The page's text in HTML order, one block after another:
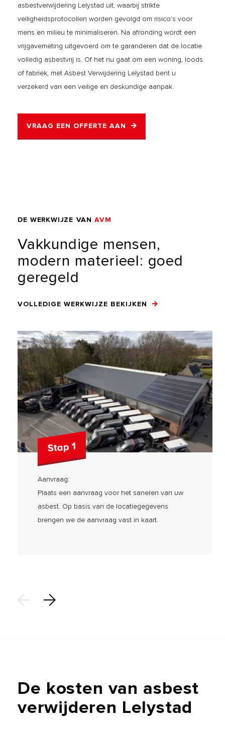
asbestverwijdering Lelystad uit, waarbij strikte
veiligheidsprotocollen worden gevolgd om risico’s voor
mens en milieu te minimaliseren. Na afronding wordt een
vrijgavemeting uitgevoerd om te garanderen dat de locatie
volledig asbestvrij is. Of het nu gaat om een woning, loods
of fabriek, met Asbest Verwijdering Lelystad bent u
verzekerd van een veilige en deskundige aanpak.
VRAAG EEN OFFERTE AAN
DE WERKWIJZE VAN AVM
Vakkundige mensen,
modern materieel: goed
geregeld
VOLLEDIGE WERKWIJZE BEKIJKEN
Stap 1
Aanvraag:
Plaats een aanvraag voor het saneren van uw
asbest. Op basis van de locatiegegevens
brengen we de aanvraag vast in kaart.
De kosten van asbest
verwijderen Lelystad